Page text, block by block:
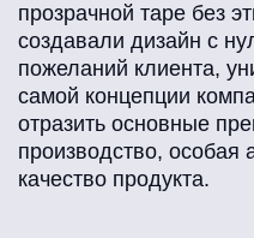
прозрачной таре без
создавали дизайн с
пожеланий клиента,
самой концепции
отразить основные
производство,
качество продукта.